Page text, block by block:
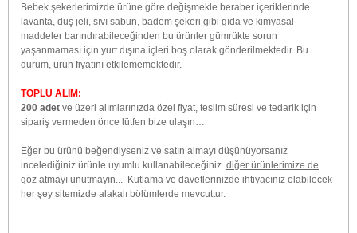
Bebek şekerlerimizde ürüne göre değişmekle beraber içeriklerinde
lavanta, duş jeli, sıvı sabun, badem şekeri gibi gıda ve kimyasal
maddeler barındırabileceğinden bu ürünler gümrükte sorun
yaşanmaması için yurt dışına içleri boş olarak gönderilmektedir. Bu
durum, ürün fiyatını etkilememektedir.
TOPLU ALIM:
200 adet ve üzeri alımlarınızda özel fiyat, teslim süresi ve tedarik için
sipariş vermeden önce lütfen bize ulaşın…
Eğer bu ürünü beğendiyseniz ve satın almayı düşünüyorsanız
incelediğiniz ürünle uyumlu kullanabileceğiniz diğer ürünlerimize de
göz atmayı unutmayın... Kutlama ve davetlerinizde ihtiyacınız olabilecek
her şey sitemizde alakalı bölümlerde mevcuttur.